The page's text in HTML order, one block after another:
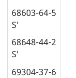
68603-64-5
S′
68648-44-2
S′
69304-37-6